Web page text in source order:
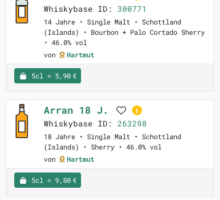
Whiskybase ID: 300771
14 Jahre • Single Malt • Schottland
(Islands) • Bourbon + Palo Cortado Sherry
• 46.0% vol
von
Hartmut
5cl = 5,90 €
Arran 18 J.
Whiskybase ID: 263298
18 Jahre • Single Malt • Schottland
(Islands) • Sherry • 46.0% vol
von
Hartmut
5cl = 9,80 €